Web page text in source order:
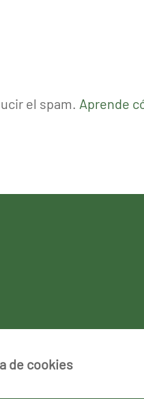
el spam. Aprende
de cookies